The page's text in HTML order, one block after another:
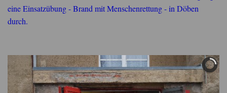
eine Einsatzübung - Brand mit Menschenrettung - in Döben
durch.